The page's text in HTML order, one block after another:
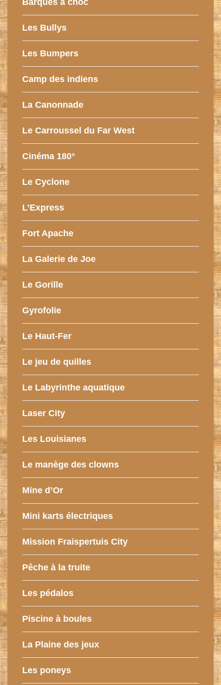
Les Bullys
Les Bumpers
Camp des indiens
La Canonnade
Le Carroussel du Far West
Cinéma 180°
Le Cyclone
L’Express
Fort Apache
La Galerie de Joe
Le Gorille
Gyrofolie
Le Haut-Fer
Le jeu de quilles
Le Labyrinthe aquatique
Laser City
Les Louisianes
Le manège des clowns
Mine d’Or
Mini karts électriques
Mission Fraispertuis City
Pêche à la truite
Les pédalos
Piscine à boules
La Plaine des jeux
Les poneys